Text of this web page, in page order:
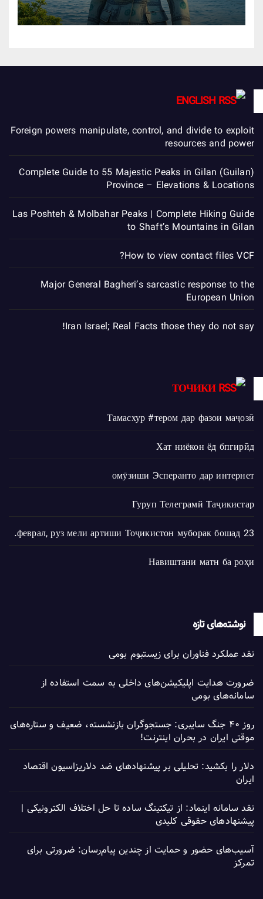
ENGLISH
Foreign powers manipulate, control, and divide to exploit
resources and power
Complete Guide to 55 Majestic Peaks in Gilan (Guilan)
Province – Elevations & Locations
Las Poshteh & Molbahar Peaks | Complete Hiking Guide
to Shaft’s Mountains in Gilan
How to view contact files VCF?
Major General Bagheri’s sarcastic response to the
European Union
Iran Israel; Real Facts those they do not say!
ТОЧИКИ
Тамасхур #тером дар фазои маҷозӣ
Хат ниёкон ёд бпгирӣд
омӯзиши Эсперанто дар интернет
Гуруп Телеграмй Таҷикистар
23 феврал, руз мели артиши Тоҷикистон муборак бошад.
Навиштани матн ба роҳи
نوشته‌های تازه
نقد عملکرد فناوران برای زیستبوم بومی
ضرورت هدایت اپلیکیشن‌های داخلی به سمت استفاده از
سامانه‌های بومی
روز ۴۰ جنگ سایبری: جستجوگران بازنشسته، ضعیف و ستاره‌های
موقتی ایران در بحران اینترنت!
دلار را بکشید: تحلیلی بر پیشنهادهای ضد دلاریزاسیون اقتصاد
ایران
نقد سامانه اینماد: از تیکتینگ ساده تا حل اختلاف الکترونیکی |
پیشنهادهای حقوقی کلیدی
آسیب‌های حضور و حمایت از چندین پیام‌رسان: ضرورتی برای
تمرکز